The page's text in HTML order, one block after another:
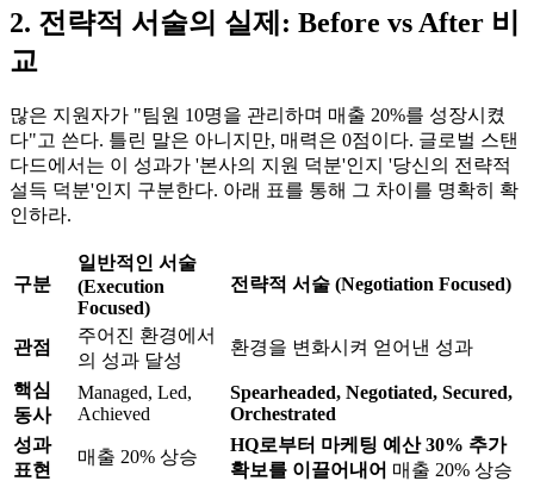
2. 전략적 서술의 실제: Before vs After 비
교
많은 지원자가 "팀원 10명을 관리하며 매출 20%를 성장시켰
다"고 쓴다. 틀린 말은 아니지만, 매력은 0점이다. 글로벌 스탠
다드에서는 이 성과가 '본사의 지원 덕분'인지 '당신의 전략적
설득 덕분'인지 구분한다. 아래 표를 통해 그 차이를 명확히 확
인하라.
구분
일반적인 서술
(Execution
Focused)
전략적 서술 (Negotiation Focused)
관점
주어진 환경에서
의 성과 달성
환경을 변화시켜 얻어낸 성과
핵심
동사
Managed, Led,
Achieved
Spearheaded, Negotiated, Secured,
Orchestrated
성과
표현
매출 20% 상승
HQ로부터 마케팅 예산 30% 추가
확보를 이끌어내어 매출 20% 상승